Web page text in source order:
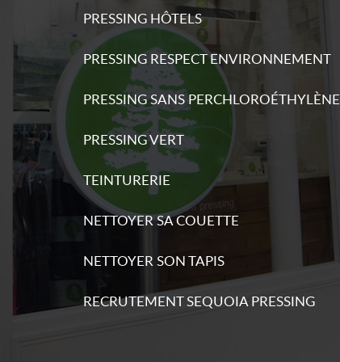
PRESSING HÔTELS
PRESSING RESPECT ENVIRONNEMENT
PRESSING SANS PERCHLOROÉTHYLÈNE
PRESSING VERT
TEINTURERIE
NETTOYER SA COUETTE
NETTOYER SON TAPIS
RECRUTEMENT SEQUOIA PRESSING